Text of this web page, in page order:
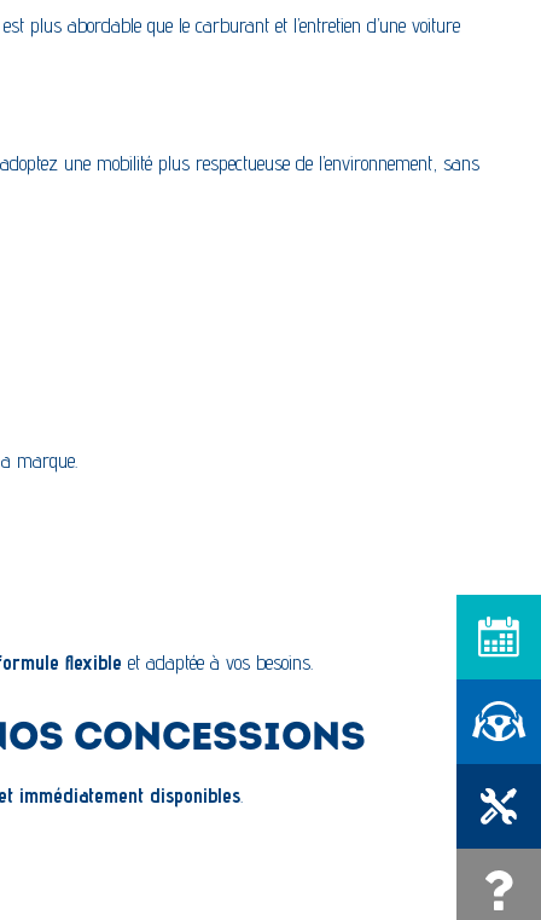
plus abordable que le carburant et l’entretien d’une voiture
une mobilité plus respectueuse de l’environnement, sans
marque.
flexible et adaptée à vos besoins.
CONCESSIONS
immédiatement disponibles
Prendre
Réserver
Prendre
Une